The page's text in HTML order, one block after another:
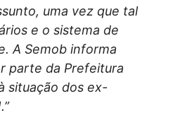
uma vez que tal
e o sistema de
A Semob informa
parte da Prefeitura
situação dos ex-